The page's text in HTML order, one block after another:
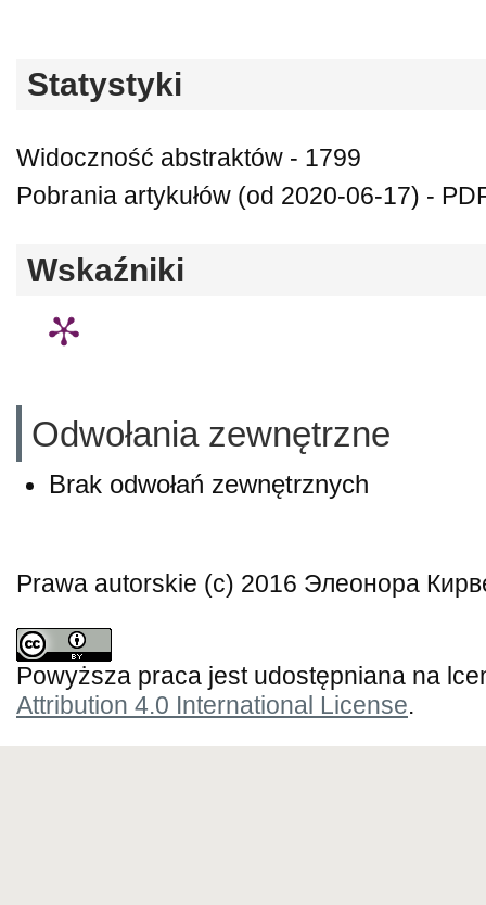
Statystyki
Widoczność abstraktów - 1799
Pobrania artykułów (od 2020-06-17) -
Wskaźniki
Odwołania zewnętrzne
Brak odwołań zewnętrznych
Prawa autorskie (c) 2016 Элеонора
Powyższa praca jest udostępniana na
Attribution 4.0 International License.